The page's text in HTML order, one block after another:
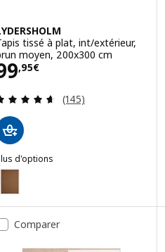
tissé à plat, int/extérieur,
moyen, 200x300 cm
,95€
99,95€
Révision: 4.6 hors
(145)
d'options
: LYDERSHOLM, Tapis tissé
Comparer